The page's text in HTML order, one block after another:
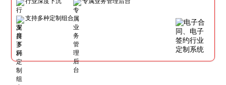
支持多种定制组合